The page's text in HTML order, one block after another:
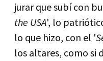
jurar que subí con
the USA', lo
lo que hizo, con el '
los altares, como si